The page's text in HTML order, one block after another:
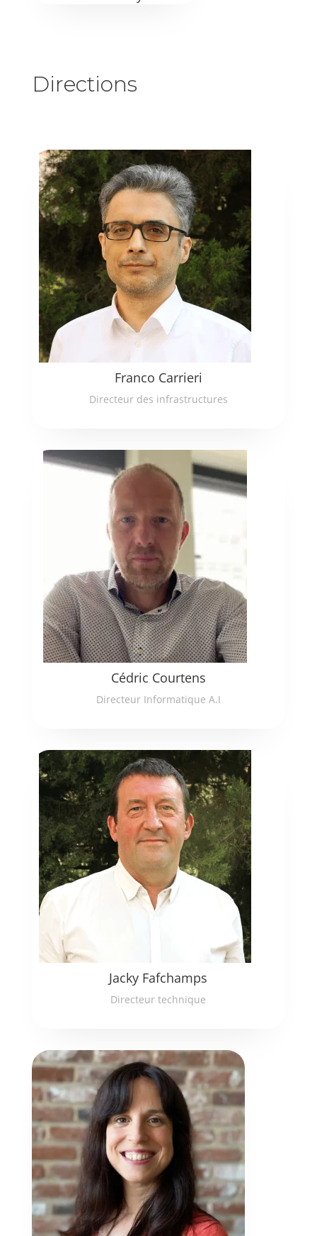
Directions
Franco Carrieri
Directeur des infrastructures
Cédric Courtens
Directeur Informatique A.I
Jacky Fafchamps
Directeur technique